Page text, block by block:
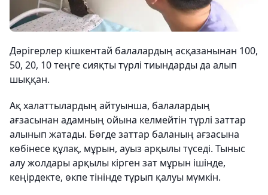
Дәрігерлер кішкентай балалардың асқазанынан 100,
50, 20, 10 теңге сияқты түрлі тиындарды да алып
шыққан.
Ақ халаттылардың айтуынша, балалардың
ағзасынан адамның ойына келмейтін түрлі заттар
алынып жатады. Бөгде заттар баланың ағзасына
көбінесе құлақ, мұрын, ауыз арқылы түседі. Тыныс
алу жолдары арқылы кірген зат мұрын ішінде,
кеңірдекте, өкпе тінінде тұрып қалуы мүмкін.